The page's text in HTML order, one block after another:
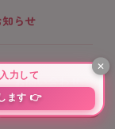
知らせ
お問い合わせ